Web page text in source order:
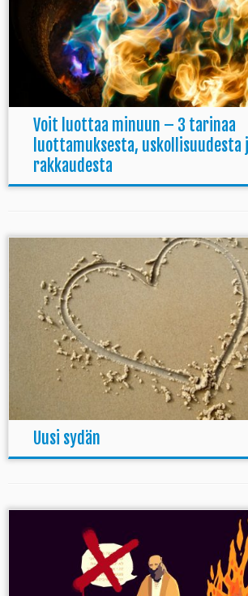
Voit luottaa minuun – 3 tarinaa
luottamuksesta, uskollisuudesta
rakkaudesta
Uusi sydän